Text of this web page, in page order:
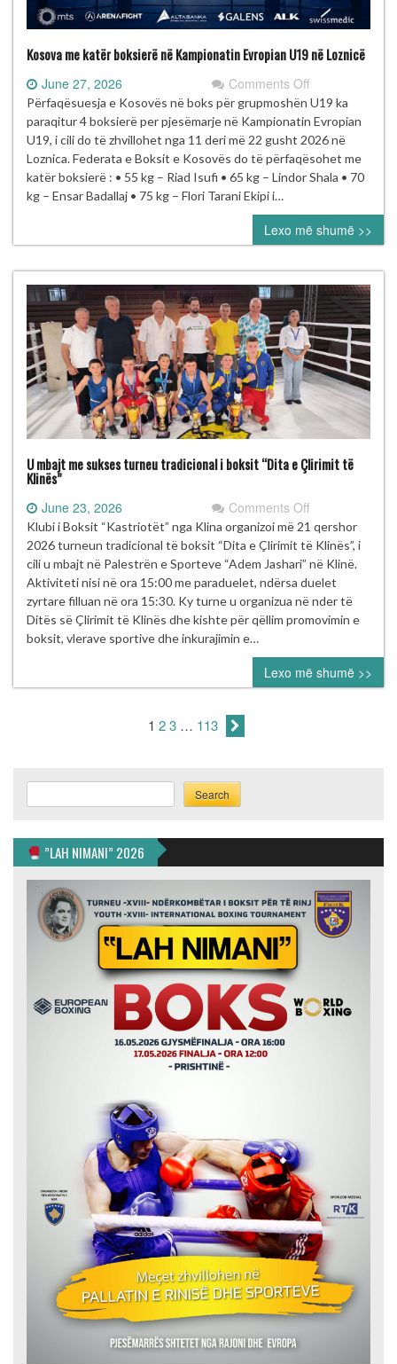
Kosova me katër boksierë në Kampionatin Evropian U19 në Loznicë
June 27, 2026 Comments Offon
Kosova
me
katër
boksierë
në
Evropian
U19
në
Loznicë
Përfaqësuesja e Kosovës në boks për grupmoshën U19 ka
paraqitur 4 boksierë per pjesëmarje në Kampionatin Evropian
U19, i cili do të zhvillohet nga 11 deri më 22 gusht 2026 në
Loznica. Federata e Boksit e Kosovës do të përfaqësohet me
katër boksierë : • 55 kg – Riad Isufi • 65 kg – Lindor Shala • 70
kg – Ensar Badallaj • 75 kg – Flori Tarani Ekipi i…
Lexo më shumë >>
U mbajt me sukses turneu tradicional i boksit “Dita e Çlirimit të
Klinës”
June 23, 2026 Comments Offon
U
mbajt
me
sukses
turneu
tradicional
boksit
“Dita
e
Klubi i Boksit “Kastriotët” nga Klina organizoi më 21 qershor
2026 turneun tradicional të boksit “Dita e Çlirimit të Klinës”, i
cili u mbajt në Palestrën e Sporteve “Adem Jashari” në Klinë.
Aktiviteti nisi në ora 15:00 me paraduelet, ndërsa duelet
zyrtare filluan në ora 15:30. Ky turne u organizua në nder të
Ditës së Çlirimit të Klinës dhe kishte për qëllim promovimin e
boksit, vlerave sportive dhe inkurajimin e…
Lexo më shumë >>
1 23 … 113
Search Search
”LAH NIMANI” 2026